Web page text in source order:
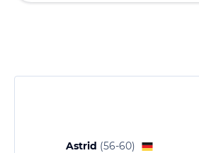
Astrid (56-60)